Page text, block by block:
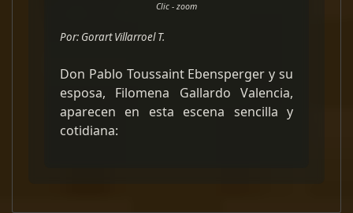
Clic - zoom
Por: Gorart Villarroel T.
Don Pablo Toussaint Ebensperger y su
esposa, Filomena Gallardo Valencia,
aparecen en esta escena sencilla y
cotidiana: